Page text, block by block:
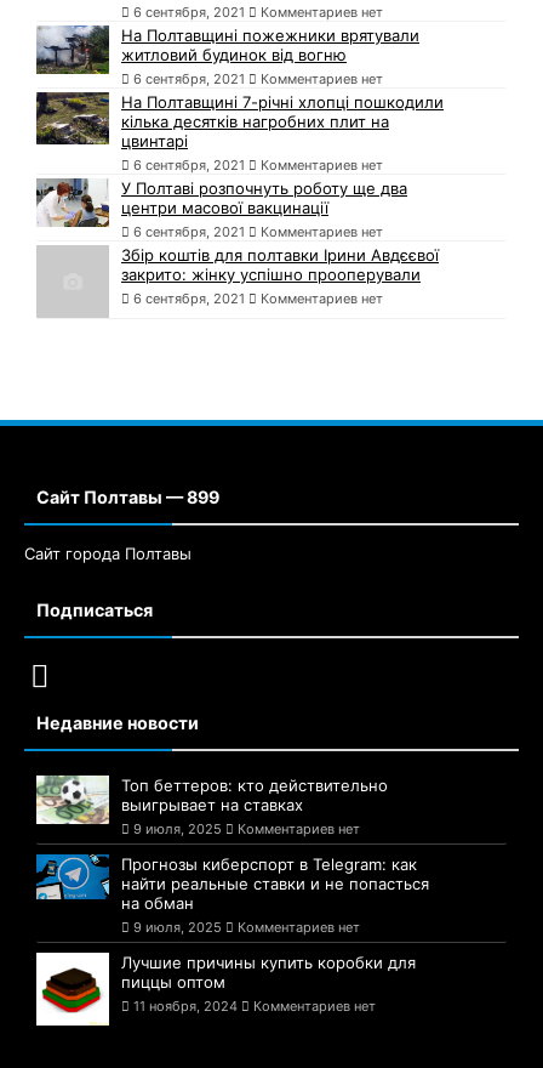
6 сентября, 2021 Комментариев нет
На Полтавщині пожежники врятували
житловий будинок від вогню
6 сентября, 2021 Комментариев нет
На Полтавщині 7-річні хлопці пошкодили
кілька десятків нагробних плит на
цвинтарі
6 сентября, 2021 Комментариев нет
У Полтаві розпочнуть роботу ще два
центри масової вакцинації
6 сентября, 2021 Комментариев нет
Збір коштів для полтавки Ірини Авдєєвої
закрито: жінку успішно прооперували
6 сентября, 2021 Комментариев нет
Сайт Полтавы — 899
Сайт города Полтавы
Подписаться
Недавние новости
Топ беттеров: кто действительно
выигрывает на ставках
9 июля, 2025 Комментариев нет
Прогнозы киберспорт в Telegram: как
найти реальные ставки и не попасться
на обман
9 июля, 2025 Комментариев нет
Лучшие причины купить коробки для
пиццы оптом
11 ноября, 2024 Комментариев нет